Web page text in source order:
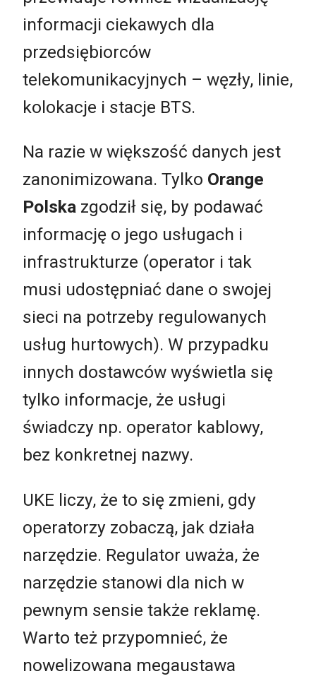
informacji ciekawych dla
przedsiębiorców
telekomunikacyjnych – węzły, linie,
kolokacje i stacje BTS.
Na razie w większość danych jest
zanonimizowana. Tylko Orange
Polska zgodził się, by podawać
informację o jego usługach i
infrastrukturze (operator i tak
musi udostępniać dane o swojej
sieci na potrzeby regulowanych
usług hurtowych). W przypadku
innych dostawców wyświetla się
tylko informacje, że usługi
świadczy np. operator kablowy,
bez konkretnej nazwy.
UKE liczy, że to się zmieni, gdy
operatorzy zobaczą, jak działa
narzędzie. Regulator uważa, że
narzędzie stanowi dla nich w
pewnym sensie także reklamę.
Warto też przypomnieć, że
nowelizowana megaustawa